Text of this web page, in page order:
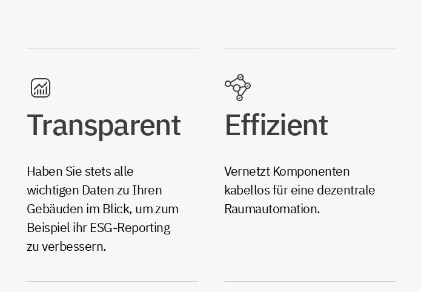
Transparent
Haben Sie stets alle
wichtigen Daten zu Ihren
Gebäuden im Blick, um zum
Beispiel ihr ESG-Reporting
zu verbessern.
Effizient
Vernetzt Komponenten
kabellos für eine dezentrale
Raumautomation.